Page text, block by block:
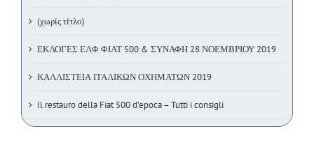
(χωρίς τίτλο)
ΕΚΛΟΓΕΣ ΕΛΦ ΦΙΑΤ 500 & ΣΥΝΑΦΗ 28 ΝΟΕΜΒΡΙΟΥ 2019
ΚΑΛΛΙΣΤΕΙΑ ΙΤΑΛΙΚΩΝ ΟΧΗΜΑΤΩΝ 2019
Il restauro della Fiat 500 d’epoca – Tutti i consigli